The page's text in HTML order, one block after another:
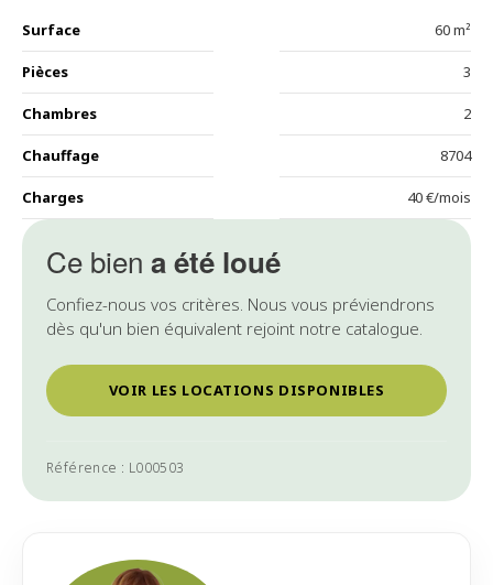
Ce bien a été loué
Confiez-nous vos critères. Nous vous préviendrons
dès qu'un bien équivalent rejoint notre catalogue.
VOIR LES LOCATIONS DISPONIBLES
Référence : L000503
Surface 60 m²
Pièces 3
Chambres 2
Chauffage 8704
Charges 40 €/mois